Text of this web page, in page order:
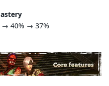
→ 40% → 37%